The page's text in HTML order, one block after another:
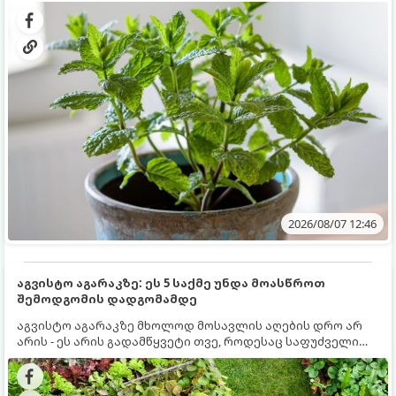
სწრაფად ვრცელდება და სხვა მცენარეებს ავიწროებს.
2026/08/07 12:46
აგვისტო აგარაკზე: ეს 5 საქმე უნდა მოასწროთ
შემოდგომის დადგომამდე
აგვისტო აგარაკზე მხოლოდ მოსავლის აღების დრო არ
არის - ეს არის გადამწყვეტი თვე, როდესაც საფუძველი
ეყრება მომავალი წლის მოსავალს და ბაღი მზადდება
შემოდგომა-ზამთრის სეზონისთვის. იმისათვის, რომ
ნიადაგმა ენერგია აღიდგინოს, ხოლო მცენარეებმა